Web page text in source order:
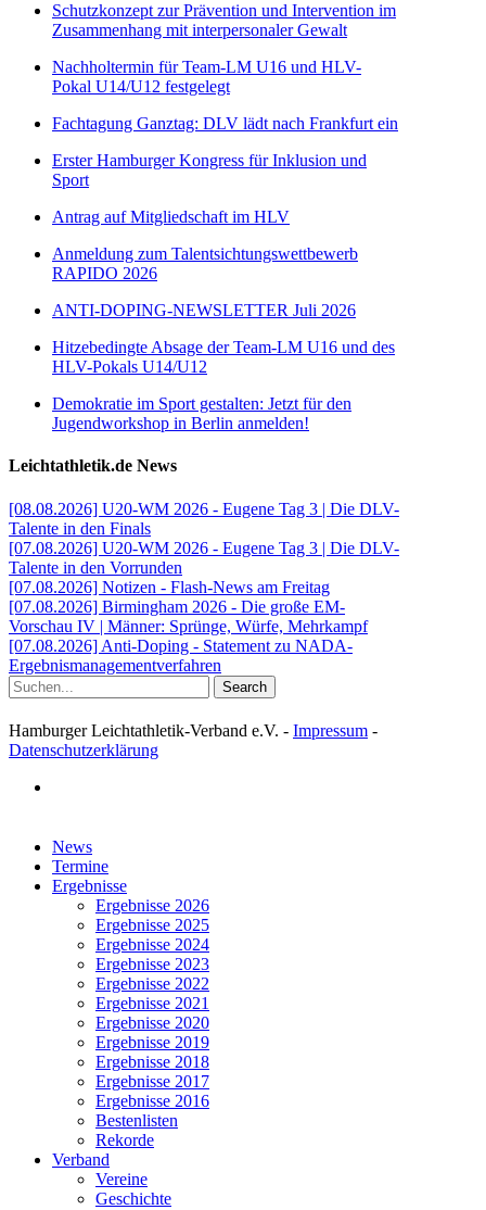
Schutzkonzept zur Prävention und Intervention im
Zusammenhang mit interpersonaler Gewalt
Nachholtermin für Team-LM U16 und HLV-
Pokal U14/U12 festgelegt
Fachtagung Ganztag: DLV lädt nach Frankfurt ein
Erster Hamburger Kongress für Inklusion und
Sport
Antrag auf Mitgliedschaft im HLV
Anmeldung zum Talentsichtungswettbewerb
RAPIDO 2026
ANTI-DOPING-NEWSLETTER Juli 2026
Hitzebedingte Absage der Team-LM U16 und des
HLV-Pokals U14/U12
Demokratie im Sport gestalten: Jetzt für den
Jugendworkshop in Berlin anmelden!
Leichtathletik.de News
[08.08.2026] U20-WM 2026 - Eugene Tag 3 | Die DLV-
Talente in den Finals
[07.08.2026] U20-WM 2026 - Eugene Tag 3 | Die DLV-
Talente in den Vorrunden
[07.08.2026] Notizen - Flash-News am Freitag
[07.08.2026] Birmingham 2026 - Die große EM-
Vorschau IV | Männer: Sprünge, Würfe, Mehrkampf
[07.08.2026] Anti-Doping - Statement zu NADA-
Ergebnismanagementverfahren
Search
Hamburger Leichtathletik-Verband e.V. - Impressum -
Datenschutzerklärung
Close
Menu
News
Termine
Ergebnisse
Ergebnisse 2026
Ergebnisse 2025
Ergebnisse 2024
Ergebnisse 2023
Ergebnisse 2022
Ergebnisse 2021
Ergebnisse 2020
Ergebnisse 2019
Ergebnisse 2018
Ergebnisse 2017
Ergebnisse 2016
Bestenlisten
Rekorde
Verband
Vereine
Geschichte